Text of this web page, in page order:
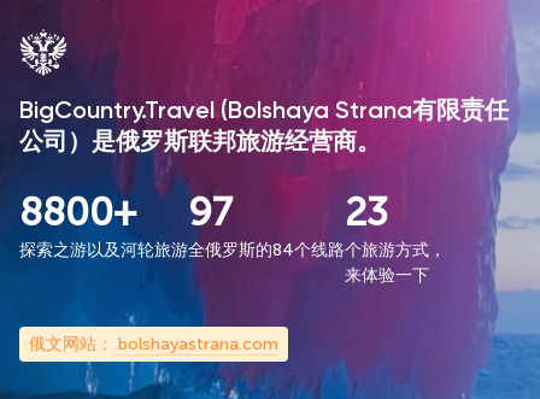
BigCountry.Travel (Bolshaya Strana有限责任
公司）是俄罗斯联邦旅游经营商。
8800+
探索之游以及河轮旅游
97
全俄罗斯的84个线路
23
个旅游方式，
来体验一下
俄文网站： bolshayastrana.com